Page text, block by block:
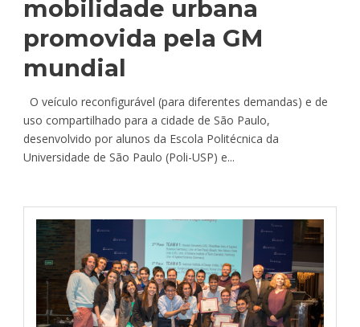
mobilidade urbana
promovida pela GM
mundial
O veículo reconfigurável (para diferentes demandas) e de
uso compartilhado para a cidade de São Paulo,
desenvolvido por alunos da Escola Politécnica da
Universidade de São Paulo (Poli-USP) e...